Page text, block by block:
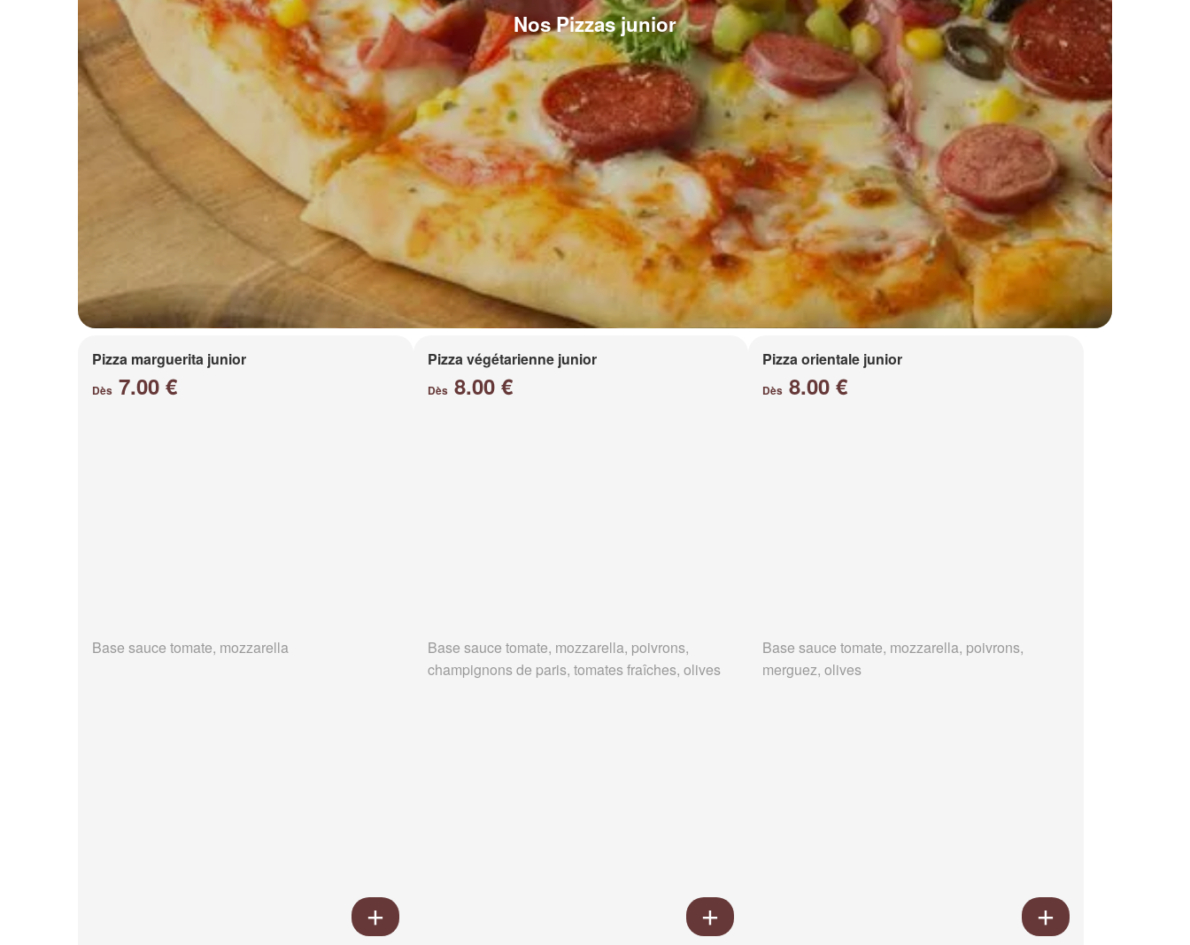
Nos Pizzas junior
Pizza marguerita junior
Dès 7.00 €
Base sauce tomate, mozzarella
Pizza végétarienne junior
Dès 8.00 €
Base sauce tomate, mozzarella, poivrons,
champignons de paris, tomates fraîches, olives
Pizza orientale junior
Dès 8.00 €
Base sauce tomate, mozzarella, poivrons,
merguez, olives